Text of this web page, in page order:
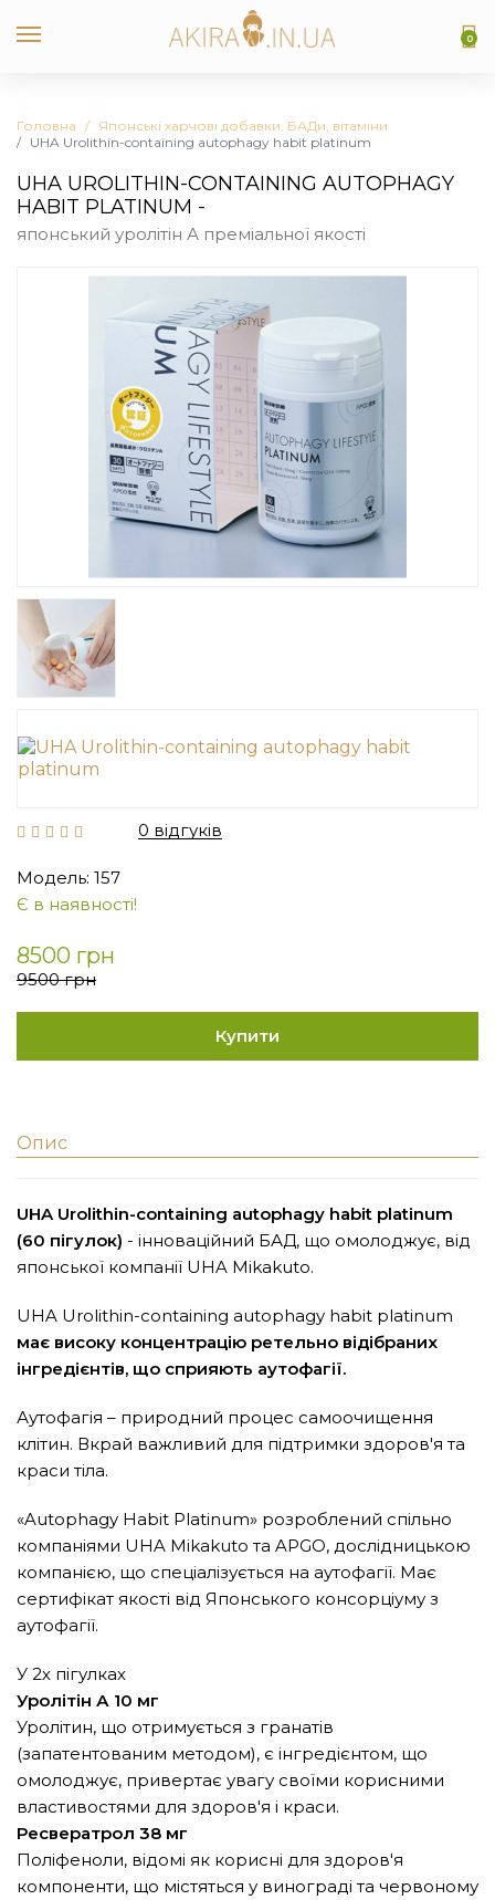
0
Головна
Японські харчові добавки, БАДи, вітаміни
UHA Urolithin-containing autophagy habit platinum
UHA UROLITHIN-CONTAINING AUTOPHAGY
HABIT PLATINUM -
японський уролітін А преміальної якості
0 відгуків
Модель: 157
Є в наявності!
8500 грн
9500 грн
Купити
Опис
UHA Urolithin-containing autophagy habit platinum
(60 пігулок) - інноваційний БАД, що омолоджує, від
японської компанії UHA Mikakuto.
UHA Urolithin-containing autophagy habit platinum
має високу концентрацію ретельно відібраних
інгредієнтів, що сприяють аутофагії.
Аутофагія – природний процес самоочищення
клітин. Вкрай важливий для підтримки здоров'я та
краси тіла.
«Autophagy Habit Platinum» розроблений спільно
компаніями UHA Mikakuto та APGO, дослідницькою
компанією, що спеціалізується на аутофагії. Має
сертифікат якості від Японського консорціуму з
аутофагії.
У 2х пігулках
Уролітін А 10 мг
Уролітин, що отримується з гранатів
(запатентованим методом), є інгредієнтом, що
омолоджує, привертає увагу своїми корисними
властивостями для здоров'я і краси.
Ресвератрол 38 мг
Поліфеноли, відомі як корисні для здоров'я
компоненти, що містяться у винограді та червоному